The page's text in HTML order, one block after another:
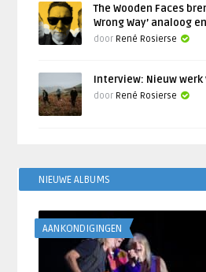
The Wooden Faces
Wrong Way’ analoog
door René Rosierse
Interview: Nieuw werk
door René Rosierse
NIEUWE ALBUMS
AANKONDIGINGEN